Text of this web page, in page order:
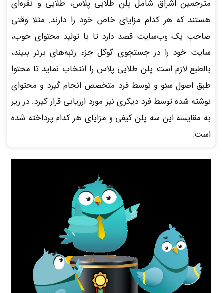
مترجمین اشراق شامل پلن طلایی پلاس، طلایی و نقره‌ای
هستند که هر کدام مزایای خاص خود را دارند. مثلا وقتی
صاحب یک وب‌سایت قصد دارد تا با تولید محتوای خوب،
سایت خود را در جستجوی گوگل جزء رتبه‌های برتر ببیند،
بالطبع لازم است پلن طلایی پلاس را انتخاب نماید تا محتوا
طبق اصول سئو و توسط فرد متخصص انجام گیرد و محتوای
نوشته شده توسط فرد دیگری نیز مورد ارزیابی قرار گیرد. در زیر
به مقایسه این سه پلن کیفی و مزایای هر کدام پرداخته شده
است.